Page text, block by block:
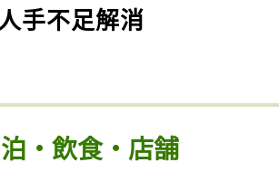
手不足解消
・飲食・店舗